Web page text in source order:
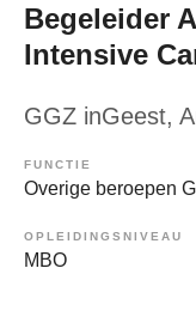
Begeleider
Intensive
GGZ inGeest,
FUNCTIE
Overige beroepen
OPLEIDINGSNIVEAU
MBO